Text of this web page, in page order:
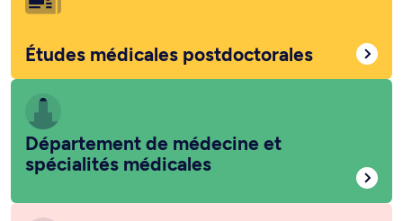
Études médicales postdoctorales
Département de médecine et
spécialités médicales